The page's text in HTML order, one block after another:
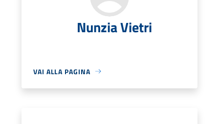
Nunzia Vietri
VAI ALLA PAGINA